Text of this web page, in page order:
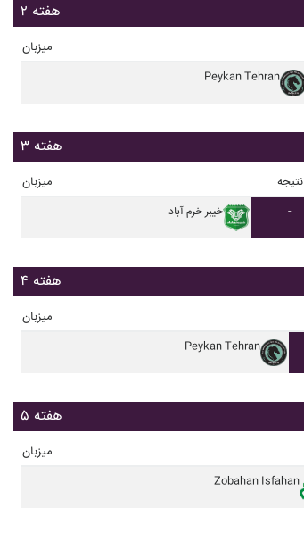
هفته ۲
میزبان
Peykan Tehran
هفته ۳
میزبان نتیجه
خيبر خرم آباد -
هفته ۴
میزبان
Peykan Tehran
هفته ۵
میزبان
Zobahan Isfahan